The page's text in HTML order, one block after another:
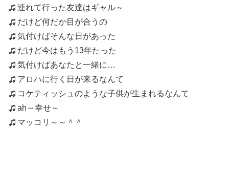
連れて行った友達はギャル～
だけど何だか目が合うの
気付けばそんな日があった
だけど今はもう13年たった
気付けばあなたと一緒に…
アロハに行く日が来るなんて
コケティッシュのような子供が生まれるなんて
ah～幸せ～
マッコリ～～＾＾